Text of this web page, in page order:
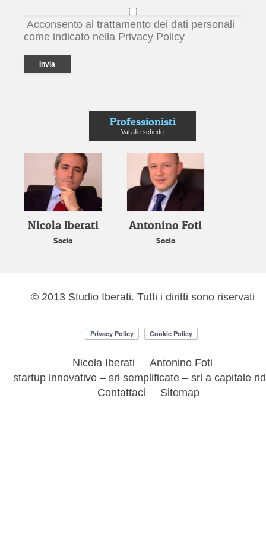
Acconsento al trattamento dei dati personali
come indicato nella Privacy Policy
Professionisti
Vai alle schede
Nicola Iberati
Socio
Antonino Foti
Socio
© 2013 Studio Iberati. Tutti i diritti sono riservati
Nicola Iberati
Antonino Foti
startup innovative – srl semplificate – srl a capitale
Contattaci
Sitemap